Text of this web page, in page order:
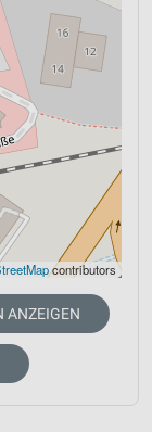
contributors
ANZEIGEN